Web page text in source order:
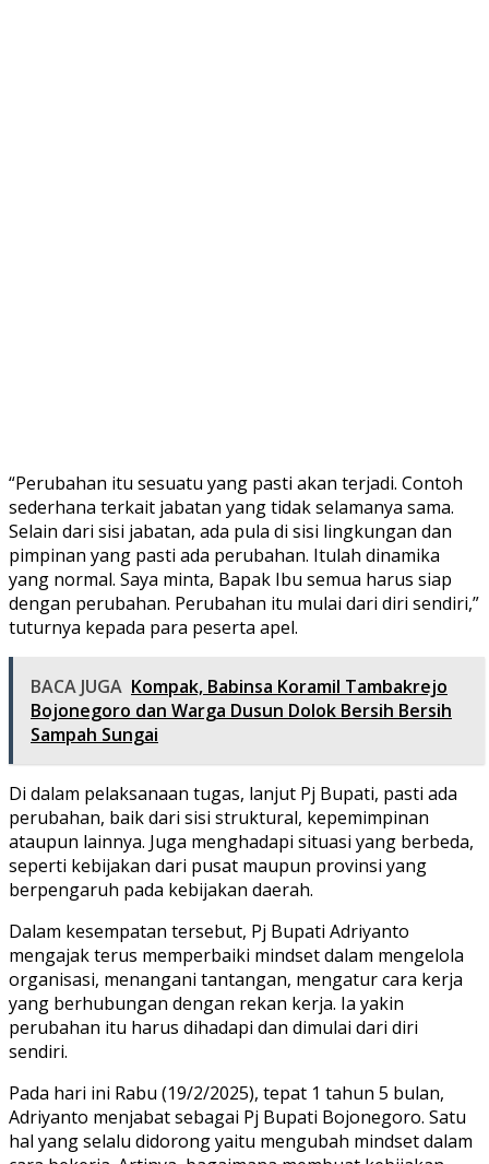
“Perubahan itu sesuatu yang pasti akan terjadi. Contoh
sederhana terkait jabatan yang tidak selamanya sama.
Selain dari sisi jabatan, ada pula di sisi lingkungan dan
pimpinan yang pasti ada perubahan. Itulah dinamika
yang normal. Saya minta, Bapak Ibu semua harus siap
dengan perubahan. Perubahan itu mulai dari diri sendiri,”
tuturnya kepada para peserta apel.
BACA JUGA Kompak, Babinsa Koramil Tambakrejo
Bojonegoro dan Warga Dusun Dolok Bersih Bersih
Sampah Sungai
Di dalam pelaksanaan tugas, lanjut Pj Bupati, pasti ada
perubahan, baik dari sisi struktural, kepemimpinan
ataupun lainnya. Juga menghadapi situasi yang berbeda,
seperti kebijakan dari pusat maupun provinsi yang
berpengaruh pada kebijakan daerah.
Dalam kesempatan tersebut, Pj Bupati Adriyanto
mengajak terus memperbaiki mindset dalam mengelola
organisasi, menangani tantangan, mengatur cara kerja
yang berhubungan dengan rekan kerja. Ia yakin
perubahan itu harus dihadapi dan dimulai dari diri
sendiri.
Pada hari ini Rabu (19/2/2025), tepat 1 tahun 5 bulan,
Adriyanto menjabat sebagai Pj Bupati Bojonegoro. Satu
hal yang selalu didorong yaitu mengubah mindset dalam